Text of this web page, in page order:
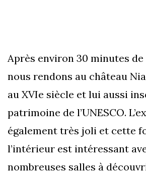
Après environ 30 minutes
nous rendons au château
au XVIe siècle et lui aussi
patrimoine de l’UNESCO.
également très joli et cette
l’intérieur est intéressant
nombreuses salles à